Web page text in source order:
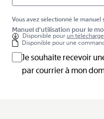
Vous avez sélectionné le manuel
Manuel d'utilisation pour le
Disponible pourun
Disponible pour une
Je souhaite recevoir
par courrier à mon